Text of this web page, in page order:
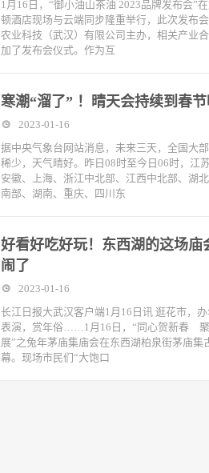
1月16日，“御小油山茶油 2023品牌发布会”
顿酒店现场与云端同步隆重举行，此次发布
农业科技（武汉）有限公司主办，相关产业
加了发布会仪式。作为互
寒潮“溜了” ！晴天会持续到春节
2023-01-16
据中央气象台网站消息，未来三天，全国大
稀少，天气晴好。昨日08时至今日06时，江苏
安徽、上海、浙江中北部、江西中北部、湖
南部、湖南、重庆、四川东
好看好吃好玩！东西湖的这场庙
闹了
2023-01-16
长江日报大武汉客户端1月16日讯 逛花市，
表演，赏年俗……1月16日，“同心贺新春
展”之兔年茅庙集庙会在东西湖柏泉街茅庙集
幕。现场市民们“大饱口